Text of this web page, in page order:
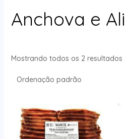
Anchova e
Mostrando todos os 2 resultados